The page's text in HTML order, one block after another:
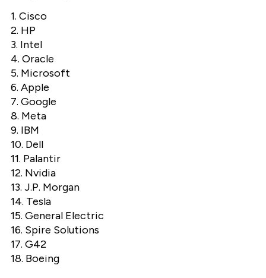
1. Cisco
2. HP
3. Intel
4. Oracle
5. Microsoft
6. Apple
7. Google
8. Meta
9. IBM
10. Dell
11. Palantir
12. Nvidia
13. J.P. Morgan
14. Tesla
15. General Electric
16. Spire Solutions
17. G42
18. Boeing